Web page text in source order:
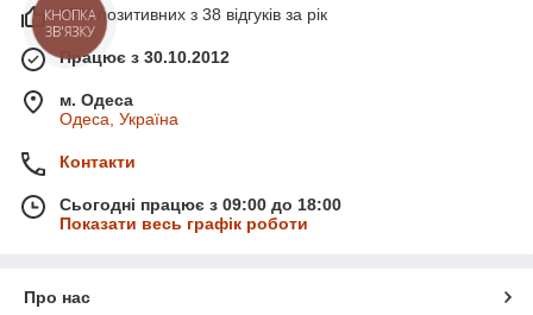
97% позитивних з 38 відгуків за рік
Працює з 30.10.2012
м. Одеса
Одеса, Україна
Контакти
Сьогодні працює з 09:00 до 18:00
Показати весь графік роботи
Про нас
КНОПКА
ЗВ'ЯЗКУ